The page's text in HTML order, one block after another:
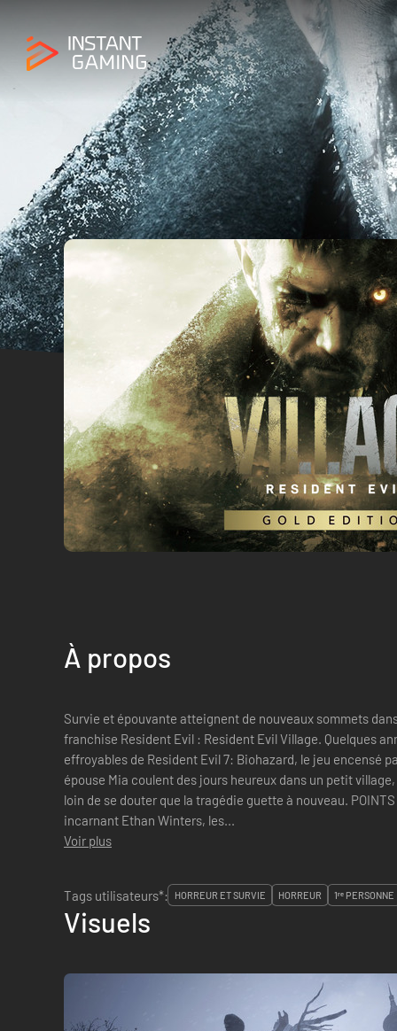
À propos
Survie et épouvante atteignent de nouveaux sommets
franchise Resident Evil : Resident Evil Village. Quelques années après les événements
effroyables de Resident Evil 7: Biohazard, le jeu encensé
épouse Mia coulent des jours heureux dans un petit
loin de se douter que la tragédie guette à nouveau. POINTS FORTS Action en vue subjective :
incarnant Ethan Winters, les...
Voir plus
Tags utilisateurs*:
HORREUR ET SURVIE HORREUR 1ʳᵉ PERSONNE
Visuels